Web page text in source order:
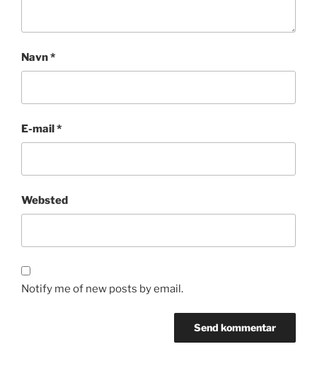
Navn*
E-mail*
Websted
Notify me of new posts by email.